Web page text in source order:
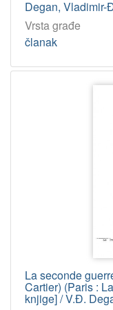
Degan, Vladimir-
Vrsta građe
članak
La seconde
Cartier) (Paris :
knjige] / V.Đ.